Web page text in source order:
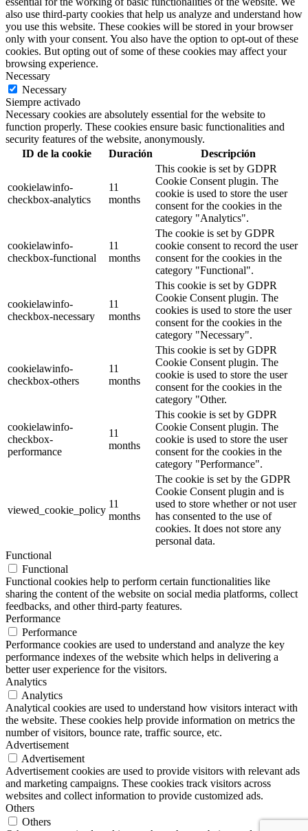
also use third-party cookies that help us analyze and understand how
you use this website. These cookies will be stored in your browser
only with your consent. You also have the option to opt-out of these
cookies. But opting out of some of these cookies may affect your
browsing experience.
Necessary
Necessary
Siempre activado
Necessary cookies are absolutely essential for the website to
function properly. These cookies ensure basic functionalities and
security features of the website, anonymously.
ID de la cookie
Duración Descripción
cookielawinfo-
checkbox-analytics
11
months
This cookie is set by GDPR
Cookie Consent plugin. The
cookie is used to store the user
consent for the cookies in the
category "Analytics".
cookielawinfo-
checkbox-functional
11
months
The cookie is set by GDPR
cookie consent to record the user
consent for the cookies in the
category "Functional".
cookielawinfo-
checkbox-necessary
11
months
This cookie is set by GDPR
Cookie Consent plugin. The
cookies is used to store the user
consent for the cookies in the
category "Necessary".
cookielawinfo-
checkbox-others
11
months
This cookie is set by GDPR
Cookie Consent plugin. The
cookie is used to store the user
consent for the cookies in the
category "Other.
cookielawinfo-
checkbox-
performance
11
months
This cookie is set by GDPR
Cookie Consent plugin. The
cookie is used to store the user
consent for the cookies in the
category "Performance".
viewed_cookie_policy
11
months
The cookie is set by the GDPR
Cookie Consent plugin and is
used to store whether or not user
has consented to the use of
cookies. It does not store any
personal data.
Functional
Functional
Functional cookies help to perform certain functionalities like
sharing the content of the website on social media platforms, collect
feedbacks, and other third-party features.
Performance
Performance
Performance cookies are used to understand and analyze the key
performance indexes of the website which helps in delivering a
better user experience for the visitors.
Analytics
Analytics
Analytical cookies are used to understand how visitors interact with
the website. These cookies help provide information on metrics the
number of visitors, bounce rate, traffic source, etc.
Advertisement
Advertisement
Advertisement cookies are used to provide visitors with relevant ads
and marketing campaigns. These cookies track visitors across
websites and collect information to provide customized ads.
Others
Others